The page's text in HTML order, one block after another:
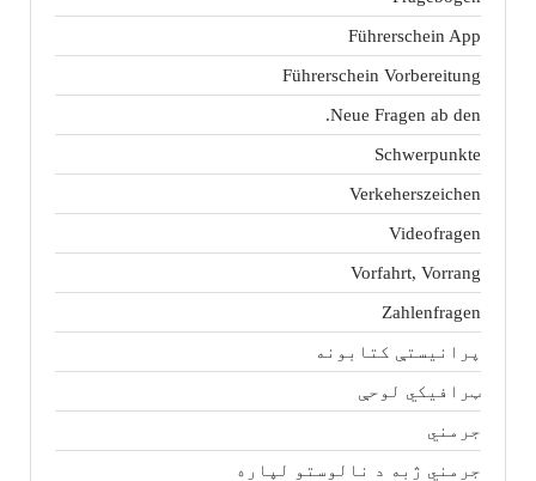
Führerschein App
Führerschein Vorbereitung
Neue Fragen ab den.
Schwerpunkte
Verkeherszeichen
Videofragen
Vorfahrt, Vorrang
Zahlenfragen
پرانیستې کتابونه
ټرافیکي لوحې
جرمني
جرمني ژبه د نالوستو لپاره